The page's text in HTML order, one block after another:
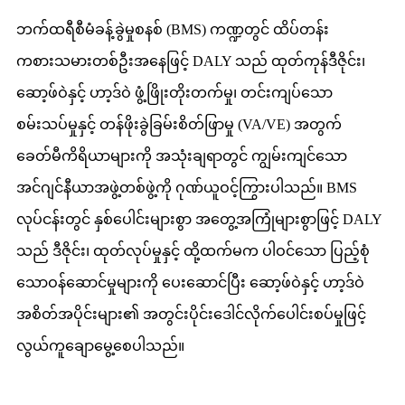
ဘက်ထရီစီမံခန့်ခွဲမှုစနစ် (BMS) ကဏ္ဍတွင် ထိပ်တန်း
ကစားသမားတစ်ဦးအနေဖြင့် DALY သည် ထုတ်ကုန်ဒီဇိုင်း၊
ဆော့ဖ်ဝဲနှင့် ဟာ့ဒ်ဝဲ ဖွံ့ဖြိုးတိုးတက်မှု၊ တင်းကျပ်သော
စမ်းသပ်မှုနှင့် တန်ဖိုးခွဲခြမ်းစိတ်ဖြာမှု (VA/VE) အတွက်
ခေတ်မီကိရိယာများကို အသုံးချရာတွင် ကျွမ်းကျင်သော
အင်ဂျင်နီယာအဖွဲ့တစ်ဖွဲ့ကို ဂုဏ်ယူဝင့်ကြွားပါသည်။ BMS
လုပ်ငန်းတွင် နှစ်ပေါင်းများစွာ အတွေ့အကြုံများစွာဖြင့် DALY
သည် ဒီဇိုင်း၊ ထုတ်လုပ်မှုနှင့် ထို့ထက်မက ပါဝင်သော ပြည့်စုံ
သောဝန်ဆောင်မှုများကို ပေးဆောင်ပြီး ဆော့ဖ်ဝဲနှင့် ဟာ့ဒ်ဝဲ
အစိတ်အပိုင်းများ၏ အတွင်းပိုင်းဒေါင်လိုက်ပေါင်းစပ်မှုဖြင့်
လွယ်ကူချောမွေ့စေပါသည်။